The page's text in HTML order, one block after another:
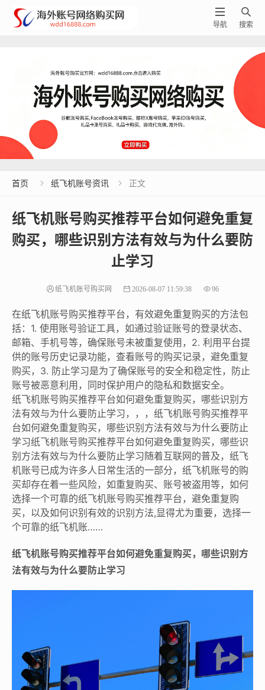

搜索

导航
首页  纸飞机账号资讯  正文
纸飞机账号购买推荐平台如何避免重复
购买，哪些识别方法有效与为什么要防
止学习
纸飞机账号购买网 2026-08-07 11:59:38 96
在纸飞机账号购买推荐平台，有效避免重复购买的方法包
括：1. 使用账号验证工具，如通过验证账号的登录状态、
邮箱、手机号等，确保账号未被重复使用，2. 利用平台提
供的账号历史记录功能，查看账号的购买记录，避免重复
购买，3. 防止学习是为了确保账号的安全和稳定性，防止
账号被恶意利用，同时保护用户的隐私和数据安全。
纸飞机账号购买推荐平台如何避免重复购买，哪些识别方
法有效与为什么要防止学习，，，纸飞机账号购买推荐平
台如何避免重复购买，哪些识别方法有效与为什么要防止
学习纸飞机账号购买推荐平台如何避免重复购买，哪些识
别方法有效与为什么要防止学习随着互联网的普及，纸飞
机账号已成为许多人日常生活的一部分，纸飞机账号的购
买却存在着一些风险，如重复购买、账号被盗用等，如何
选择一个可靠的纸飞机账号购买推荐平台，避免重复购
买，以及如何识别有效的识别方法,显得尤为重要，选择一
个可靠的纸飞机账……
纸飞机账号购买推荐平台如何避免重复购买，哪些识别方
法有效与为什么要防止学习